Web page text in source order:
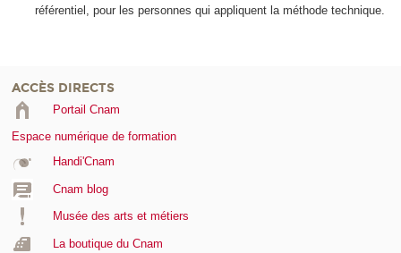
référentiel, pour les personnes qui appliquent la méthode technique.
ACCÈS DIRECTS
Portail Cnam
Espace numérique de formation
Handi'Cnam
Cnam blog
Musée des arts et métiers
La boutique du Cnam